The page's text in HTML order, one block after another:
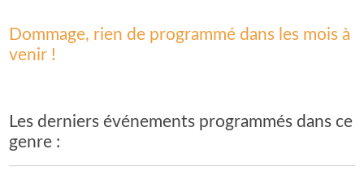
Dommage, rien de programmé dans les mois à
venir !
Les derniers événements programmés dans ce
genre :